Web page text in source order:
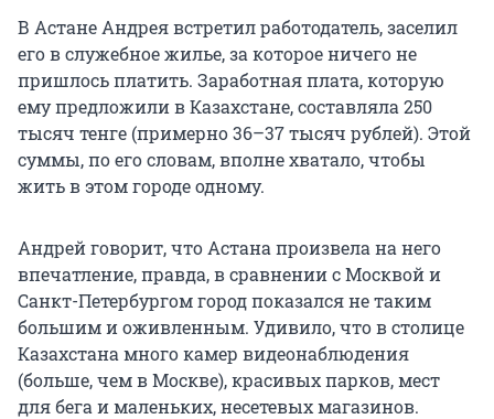
В Астане Андрея встретил работодатель, заселил
его в служебное жилье, за которое ничего не
пришлось платить. Заработная плата, которую
ему предложили в Казахстане, составляла 250
тысяч тенге (примерно 36–37 тысяч рублей). Этой
суммы, по его словам, вполне хватало, чтобы
жить в этом городе одному.
Андрей говорит, что Астана произвела на него
впечатление, правда, в сравнении с Москвой и
Санкт-Петербургом город показался не таким
большим и оживленным. Удивило, что в столице
Казахстана много камер видеонаблюдения
(больше, чем в Москве), красивых парков, мест
для бега и маленьких, несетевых магазинов.